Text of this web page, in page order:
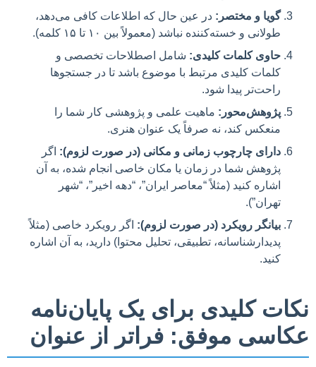
گویا و مختصر: در عین حال که اطلاعات کافی می‌دهد،
طولانی و خسته‌کننده نباشد (معمولاً بین ۱۰ تا ۱۵ کلمه).
حاوی کلمات کلیدی: شامل اصطلاحات تخصصی و
کلمات کلیدی مرتبط با موضوع باشد تا در جستجوها
راحت‌تر پیدا شود.
پژوهش‌محور: ماهیت علمی و پژوهشی کار شما را
منعکس کند، نه صرفاً یک عنوان هنری.
دارای چارچوب زمانی و مکانی (در صورت لزوم): اگر
پژوهش شما در زمان یا مکان خاصی انجام شده، به آن
اشاره کنید (مثلاً “معاصر ایران”، “دهه اخیر”، “شهر
تهران”).
بیانگر رویکرد (در صورت لزوم): اگر رویکرد خاصی (مثلاً
پدیدارشناسانه، تطبیقی، تحلیل محتوا) دارید، به آن اشاره
کنید.
نکات کلیدی برای یک پایان‌نامه
عکاسی موفق: فراتر از عنوان